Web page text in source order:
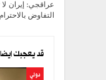
عراقجي: إيران
التفاوض
قد يعجبك ايضا
دولي